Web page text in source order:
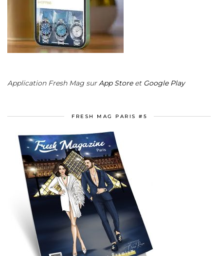
Application Fresh Mag surApp Storeet Google Play
FRESH MAG PARIS #5